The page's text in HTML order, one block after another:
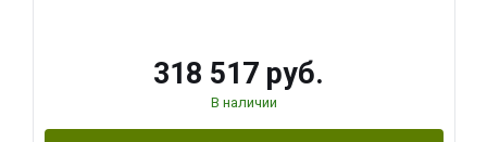
318 517 руб.
В наличии